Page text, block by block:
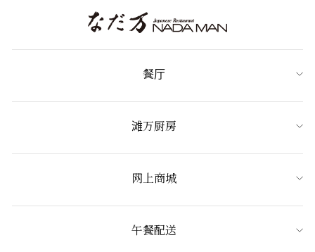
餐厅
滩万厨房
网上商城
午餐配送